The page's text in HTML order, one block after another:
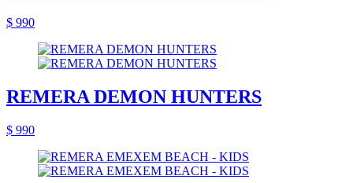
$ 990
REMERA DEMON HUNTERS
$ 990